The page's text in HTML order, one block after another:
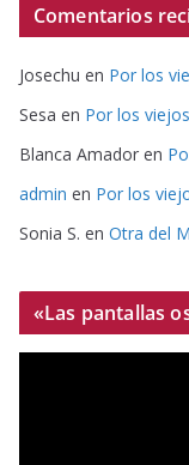
Comentarios
Josechu en Por los
Sesa en Por los
Blanca Amador en
admin en Por los
Sonia S. en Otra del
«Las pantallas